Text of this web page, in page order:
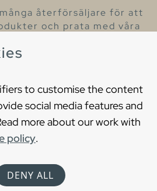
to customise the content
social media features and
more about our work with
policy.
DENY ALL
återförsäljare för att
och prata med våra
Privacy statement
language